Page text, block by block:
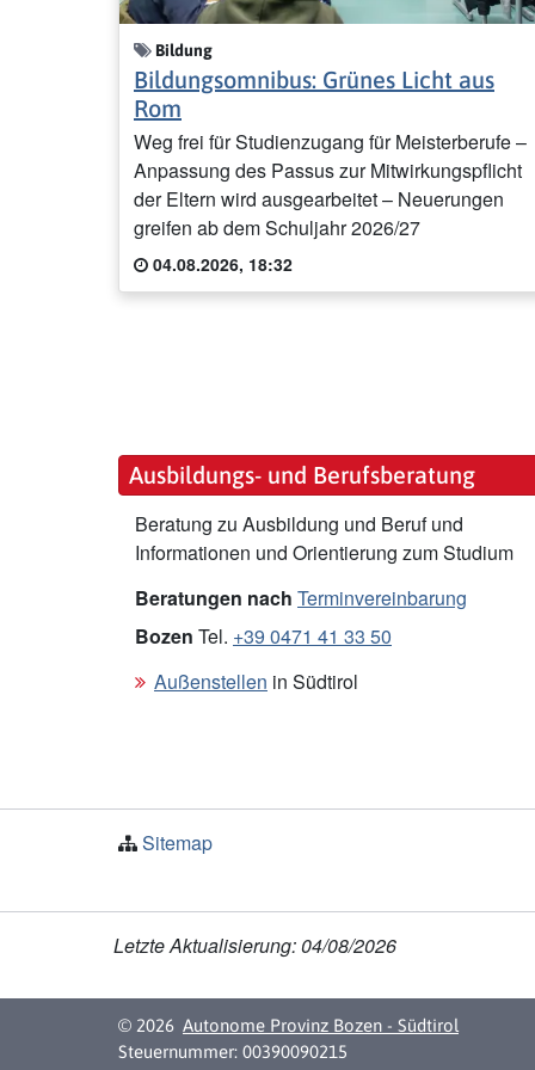
Bildung
Bildungsomnibus: Grünes Licht aus
Rom
Weg frei für Studienzugang für Meisterberufe –
Anpassung des Passus zur Mitwirkungspflicht
der Eltern wird ausgearbeitet – Neuerungen
greifen ab dem Schuljahr 2026/27
04.08.2026, 18:32
Ausbildungs- und Berufsberatung
Beratung zu Ausbildung und Beruf und
Informationen und Orientierung zum Studium
Beratungen nach Terminvereinbarung
Bozen Tel. +39 0471 41 33 50
Außenstellen in Südtirol
Sitemap
Letzte Aktualisierung: 04/08/2026
© 2026 Autonome Provinz Bozen - Südtirol
Steuernummer: 00390090215